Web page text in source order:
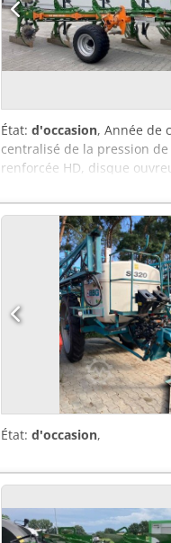
État: d'occasion, Année de
centralisé de la pression
renforcée HD, disque
État: d'occasion,